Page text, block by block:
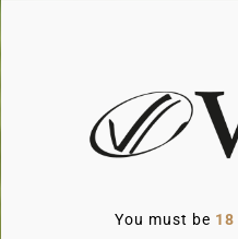
You must be 18